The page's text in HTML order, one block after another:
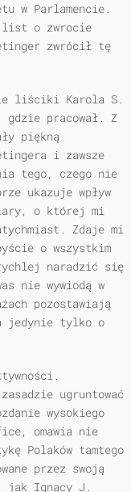
w Parlamencie.
list o zwrocie
zwrócił tę
liściki Karola S.
pracował. Z
piękną
i zawsze
tego, czego nie
ukazuje wpływ
o której mi
Zdaje mi
o wszystkim
naradzić się
nie wywiodą w
pozostawiają
jedynie tylko o
ugruntować
wysokiego
omawia nie
Polaków tamtego
przez swoją
jak Ignacy J.